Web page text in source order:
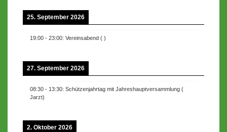
25. September 2026
19:00 - 23:00: Vereinsabend ( )
27. September 2026
08:30 - 13:30: Schützenjahrtag mit Jahreshauptversammlung (
Jarzt)
2. Oktober 2026